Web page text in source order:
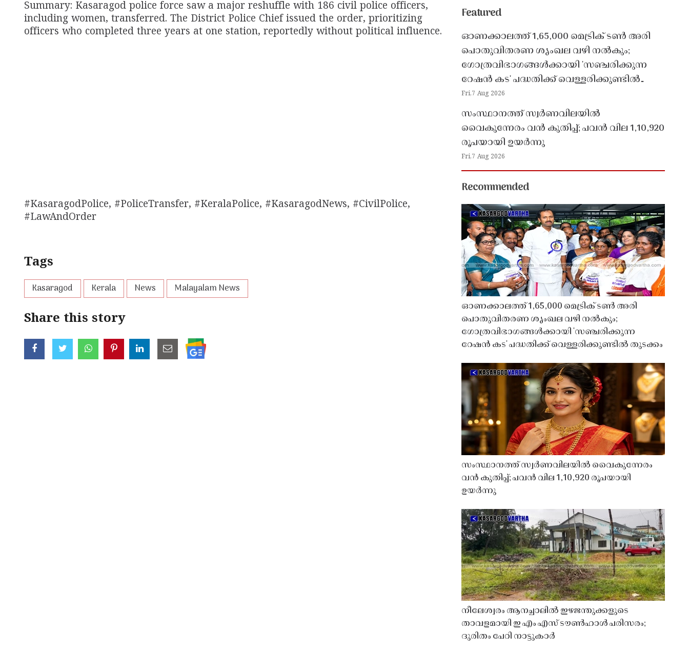
Summary: Kasaragod police force saw a major reshuffle with 186 civil police officers,
including women, transferred. The District Police Chief issued the order, prioritizing
officers who completed three years at one station, reportedly without political influence.
#KasaragodPolice, #PoliceTransfer, #KeralaPolice, #KasaragodNews, #CivilPolice,
#LawAndOrder
Tags
Kasaragod Kerala News Malayalam News
Share this story
Featured
ഓണക്കാലത്ത് 1,65,000 മെട്രിക് ടൺ അരി
പൊതുവിതരണ ശൃംഖല വഴി നൽകും;
ഗോത്രവിഭാഗങ്ങൾക്കായി 'സഞ്ചരിക്കുന്ന
റേഷൻ കട' പദ്ധതിക്ക് വെള്ളരിക്കുണ്ടിൽ
തുടക്കം
Fri,7 Aug 2026
സംസ്ഥാനത്ത് സ്വർണവിലയിൽ
വൈകുന്നേരം വൻ കുതിപ്പ്; പവൻ വില 1,10,920
രൂപയായി ഉയർന്നു
Fri,7 Aug 2026
Recommended
ഓണക്കാലത്ത് 1,65,000 മെട്രിക് ടൺ അരി
പൊതുവിതരണ ശൃംഖല വഴി നൽകും;
ഗോത്രവിഭാഗങ്ങൾക്കായി 'സഞ്ചരിക്കുന്ന
റേഷൻ കട' പദ്ധതിക്ക് വെള്ളരിക്കുണ്ടിൽ തുടക്കം
സംസ്ഥാനത്ത് സ്വർണവിലയിൽ വൈകുന്നേരം
വൻ കുതിപ്പ്; പവൻ വില 1,10,920 രൂപയായി
ഉയർന്നു
നീലേശ്വരം ആനച്ചാലിൽ ഇഴജന്തുക്കളുടെ
താവളമായി ഇ എം എസ് ടൗൺഹാൾ പരിസരം;
ദുരിതം പേറി നാട്ടുകാർ